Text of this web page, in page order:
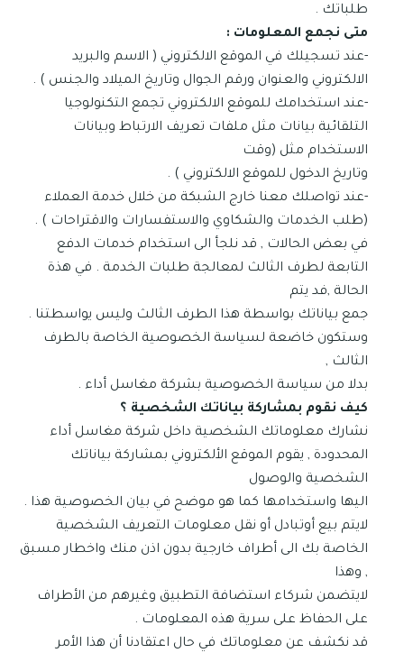
طلباتك .
متى نجمع المعلومات :
-عند تسجيلك في الموقع الالكتروني ( الاسم والبريد
الالكتروني والعنوان ورقم الجوال وتاريخ الميلاد والجنس ) .
-عند استخدامك للموقع الالكتروني تجمع التكنولوجيا
التلقائية بيانات مثل ملفات تعريف الارتباط وبيانات
الاستخدام مثل (وقت
وتاريخ الدخول للموقع الالكتروني ) .
-عند تواصلك معنا خارج الشبكة من خلال خدمة العملاء
(طلب الخدمات والشكاوي والاستفسارات والاقتراحات ) .
في بعض الحالات , قد نلجأ الى استخدام خدمات الدفع
التابعة لطرف الثالث لمعالجة طلبات الخدمة . في هذة
الحالة ,فد يتم
جمع بياناتك بواسطة هذا الطرف الثالث وليس يواسطتنا .
وستكون خاضعة لسياسة الخصوصية الخاصة بالطرف
الثالث ,
بدلا من سياسة الخصوصية بشركة مغاسل أداء .
كيف نقوم بمشاركة بياناتك الشخصية ؟
نشارك معلوماتك الشخصية داخل شركة مغاسل أداء
المحدودة , يقوم الموقع الألكتروني بمشاركة بياناتك
الشخصية والوصول
اليها واستخدامها كما هو موضح في بيان الخصوصية هذا .
لايتم بيع أوتبادل أو نقل معلومات التعريف الشخصية
الخاصة بك الى أطراف خارجية بدون اذن منك واخطار مسبق
, وهذا
لايتضمن شركاء استضافة التطبيق وغيرهم من الأطراف
على الحفاظ على سرية هذه المعلومات .
قد نكشف عن معلوماتك في حال اعتقادنا أن هذا الأمر